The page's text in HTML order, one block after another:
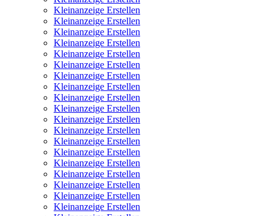
Kleinanzeige Erstellen
Kleinanzeige Erstellen
Kleinanzeige Erstellen
Kleinanzeige Erstellen
Kleinanzeige Erstellen
Kleinanzeige Erstellen
Kleinanzeige Erstellen
Kleinanzeige Erstellen
Kleinanzeige Erstellen
Kleinanzeige Erstellen
Kleinanzeige Erstellen
Kleinanzeige Erstellen
Kleinanzeige Erstellen
Kleinanzeige Erstellen
Kleinanzeige Erstellen
Kleinanzeige Erstellen
Kleinanzeige Erstellen
Kleinanzeige Erstellen
Kleinanzeige Erstellen